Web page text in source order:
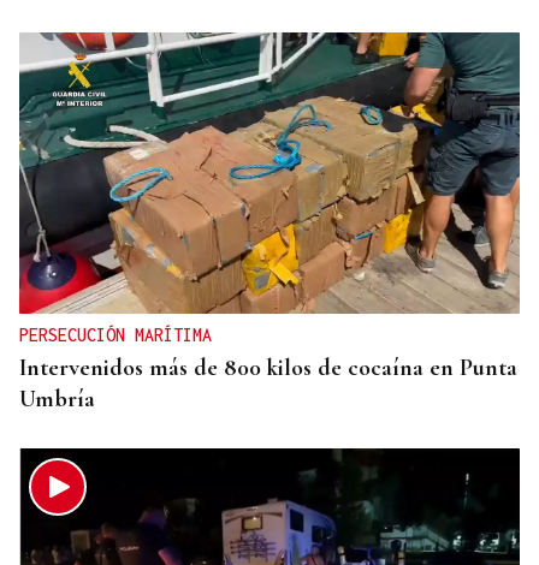
PRIMEROS RESULTADOS
SpaceX baja un 12% en bolsa al disparar su gasto
gasto en IA
PERSECUCIÓN MARÍTIMA
Intervenidos más de 800 kilos de cocaína en Punta
Umbría